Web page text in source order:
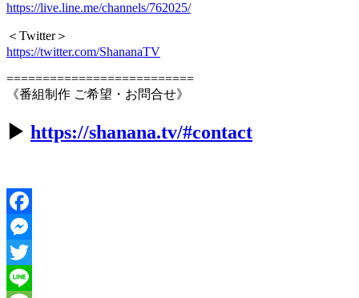
https://live.line.me/channels/762025/
＜Twitter＞
https://twitter.com/ShananaTV
==========================
《番組制作 ご希望・お問合せ》
▶︎ https://shanana.tv/#contact